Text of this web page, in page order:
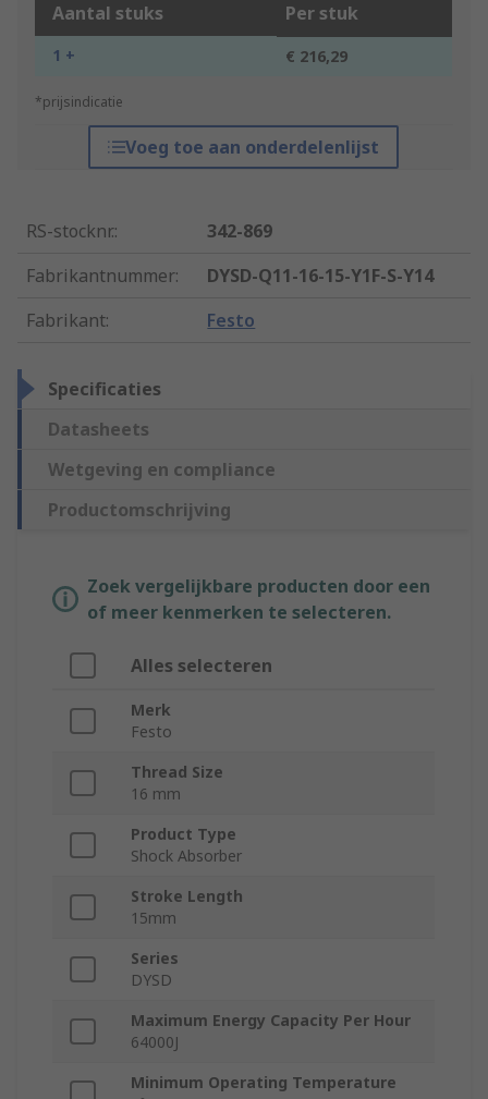
Aantal stuks Per stuk
1 + € 216,29
*prijsindicatie
Voeg toe aan onderdelenlijst
RS-stocknr.:
342-869
Fabrikantnummer:
DYSD-Q11-16-15-Y1F-S-Y14
Fabrikant: Festo
Specificaties
Datasheets
Wetgeving en compliance
Productomschrijving
Zoek vergelijkbare producten door een
of meer kenmerken te selecteren.
Alles selecteren
Merk
Festo
Thread Size
16 mm
Product Type
Shock Absorber
Stroke Length
15mm
Series
DYSD
Maximum Energy Capacity Per Hour
64000J
Minimum Operating Temperature